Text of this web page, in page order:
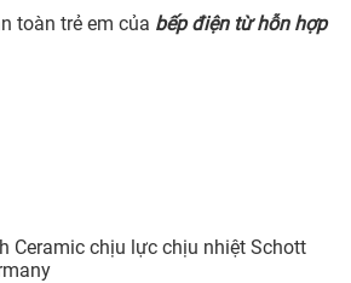
toàn trẻ em của bếp điện từ hỗn hợp
Ceramic chịu lực chịu nhiệt Schott